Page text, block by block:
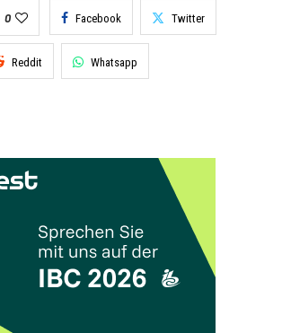
0 Facebook Twitter
Reddit Whatsapp